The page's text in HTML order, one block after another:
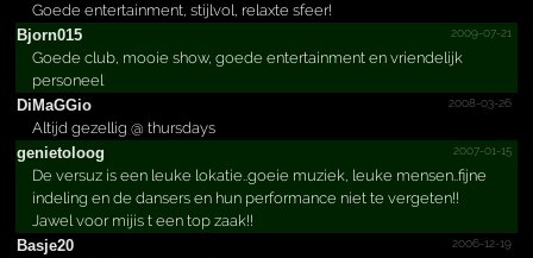
Goede entertainment, stijlvol, relaxte sfeer!
Bjorn015
2009-07-21
Goede club, mooie show, goede entertainment en vriendelijk
personeel
DiMaGGio
2008-03-26
Altijd gezellig @ thursdays
genietoloog
2007-01-15
De versuz is een leuke lokatie..goeie muziek, leuke mensen..fijne
indeling en de dansers en hun performance niet te vergeten!!
Jawel voor mijis t een top zaak!!
Basje20
2006-12-19